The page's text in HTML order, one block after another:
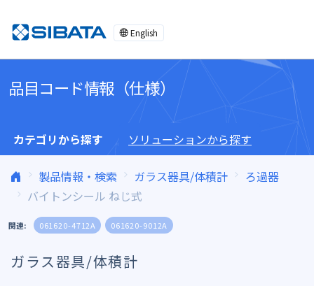
English
品目コード情報（仕様）
カテゴリから探す ソリューションから探す
製品情報・検索 ガラス器具/体積計
ろ過器
バイトンシール ねじ式
関連: 061620-4712A 061620-9012A
ガラス器具/体積計